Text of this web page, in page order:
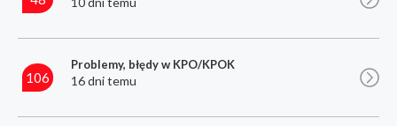
106
Problemy, błędy w KPO/KPOK
16 dni temu